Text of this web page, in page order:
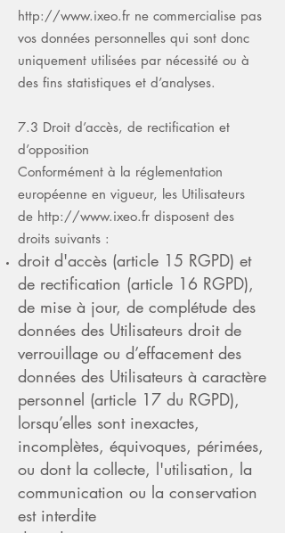
http://www.ixeo.fr ne commercialise pas
vos données personnelles qui sont donc
uniquement utilisées par nécessité ou à
des fins statistiques et d’analyses.
7.3 Droit d’accès, de rectification et
d’opposition
Conformément à la réglementation
européenne en vigueur, les Utilisateurs
de http://www.ixeo.fr disposent des
droits suivants :
droit d'accès (article 15 RGPD) et
de rectification (article 16 RGPD),
de mise à jour, de complétude des
données des Utilisateurs droit de
verrouillage ou d’effacement des
données des Utilisateurs à caractère
personnel (article 17 du RGPD),
lorsqu’elles sont inexactes,
incomplètes, équivoques, périmées,
ou dont la collecte, l'utilisation, la
communication ou la conservation
est interdite